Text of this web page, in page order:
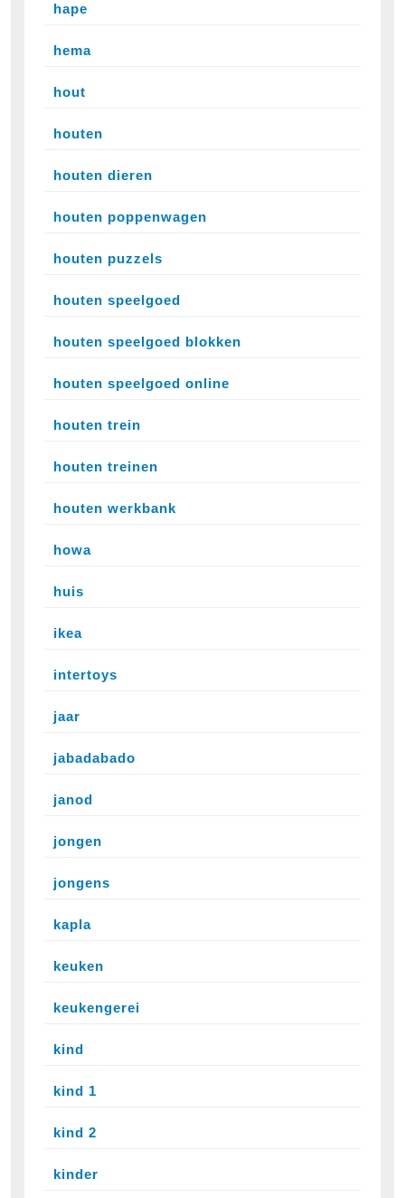
hape
hema
hout
houten
houten dieren
houten poppenwagen
houten puzzels
houten speelgoed
houten speelgoed blokken
houten speelgoed online
houten trein
houten treinen
houten werkbank
howa
huis
ikea
intertoys
jaar
jabadabado
janod
jongen
jongens
kapla
keuken
keukengerei
kind
kind 1
kind 2
kinder